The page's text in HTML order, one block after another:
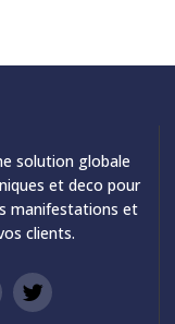
solution globale
et deco pour
manifestations et
clients.